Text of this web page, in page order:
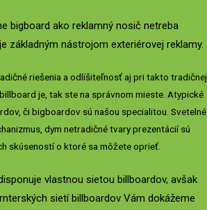
bigboard ako reklamný nosič netreba
základným nástrojom exteriérovej reklamy.
riešenia a odlíšiteľnosť aj pri takto tradičnej
je, tak ste na správnom mieste. Atypické
či bigboardov sú našou specialitou. Svetelné
dym netradičné tvary prezentácií sú
skúseností o ktoré sa môžete oprieť.
vlastnou sietou billboardov, avšak
sietí billboardov Vám dokážeme